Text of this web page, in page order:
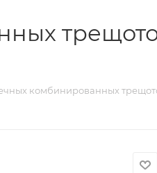
комбинированных